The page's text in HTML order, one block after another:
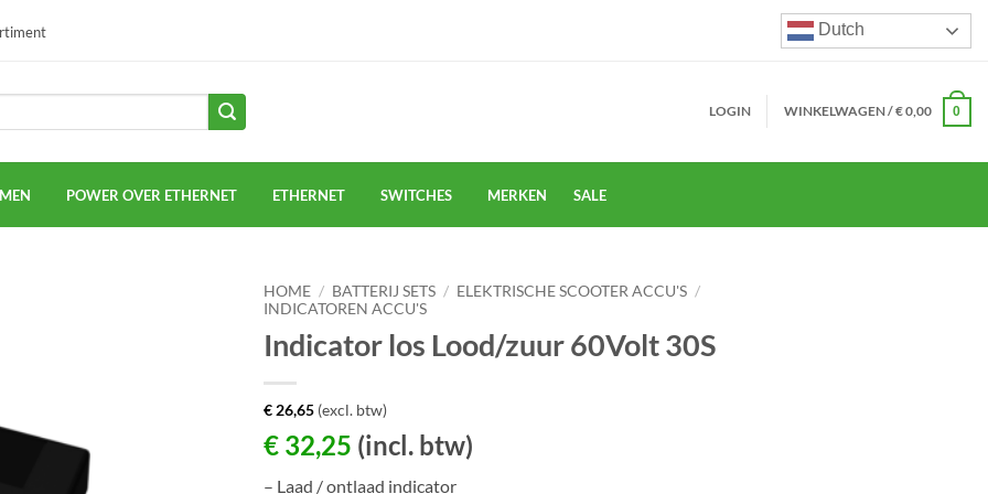
Dutch
LOGIN WINKELWAGEN /€0,00 0
POWER OVER ETHERNET ETHERNET SWITCHES MERKEN SALE
HOME / BATTERIJ SETS / ELEKTRISCHE SCOOTER ACCU'S /
INDICATOREN ACCU'S
Indicator los Lood/zuur 60Volt 30S
€ 26,65 (excl. btw)
€ 32,25 (incl. btw)
– Laad / ontlaad indicator